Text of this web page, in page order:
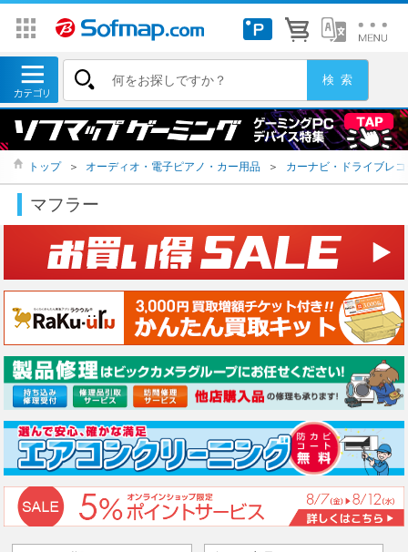
トップ ＞ オーディオ・電子ピアノ・カー用品 ＞ カーナビ・ドライブレ
マフラー